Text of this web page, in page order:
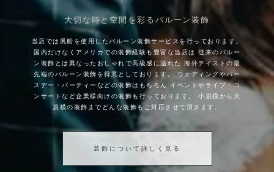
大切な時と空間を彩るバルーン装飾
当店では風船を使用したバルーン装飾サービスを行っております。
国内だけなくアメリカでの装飾経験も豊富な当店は
従来のバルー
ン装飾とは異なったおしゃれで高級感に溢れた
海外テイストの最
先端のバルーン装飾を得意としております。
ウェディングやバー
スデー・パーティーなどの装飾はもちろん
イベントやライブ・コ
ンサートなど企業様向けの装飾も行っております。
小規模から大
規模の装飾までどんな装飾もご対応させて頂きます。
装飾について詳しく見る